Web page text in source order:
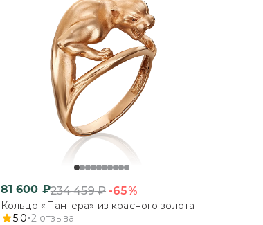
81 600 ₽234 459₽ -65%
Кольцо «Пантера» из красного золота
5.0 2 отзыва